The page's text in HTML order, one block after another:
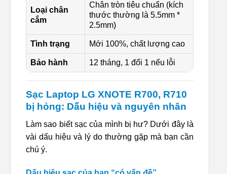
Loại chân
cắm
Chân tròn tiêu chuẩn (kích
thước thường là 5.5mm *
2.5mm)
Tình trạng Mới 100%, chất lượng cao
Bảo hành 12 tháng, 1 đổi 1 nếu lỗi
Sạc Laptop LG XNOTE R700, R710
bị hỏng: Dấu hiệu và nguyên nhân
Làm sao biết sạc của mình bị hư? Dưới đây là
vài dấu hiệu và lý do thường gặp mà bạn cần
chú ý.